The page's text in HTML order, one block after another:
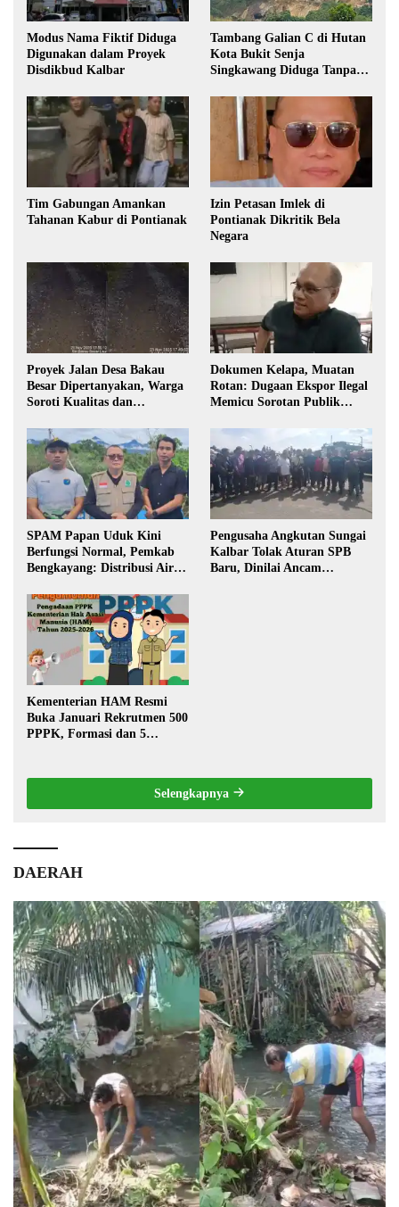
Modus Nama Fiktif Diduga
Digunakan dalam Proyek
Disdikbud Kalbar
Tambang Galian C di Hutan
Kota Bukit Senja
Singkawang Diduga Tanpa
Tim Gabungan Amankan
Tahanan Kabur di Pontianak
Izin Petasan Imlek di
Pontianak Dikritik Bela
Negara
Proyek Jalan Desa Bakau
Besar Dipertanyakan, Warga
Soroti Kualitas dan
Pembangunan
Dokumen Kelapa, Muatan
Rotan: Dugaan Ekspor Ilegal
Memicu Sorotan Publik
SPAM Papan Uduk Kini
Berfungsi Normal, Pemkab
Bengkayang: Distribusi Air
Warga
Pengusaha Angkutan Sungai
Kalbar Tolak Aturan SPB
Baru, Dinilai Ancam
Kementerian HAM Resmi
Buka Januari Rekrutmen 500
PPPK, Formasi dan 5
Selengkapnya
DAERAH